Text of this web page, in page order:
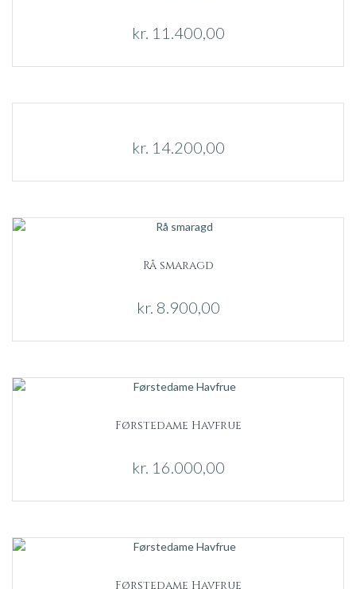
kr. 11.400,00
kr. 14.200,00
Rå smaragd
kr. 8.900,00
Førstedame Havfrue
kr. 16.000,00
Førstedame Havfrue